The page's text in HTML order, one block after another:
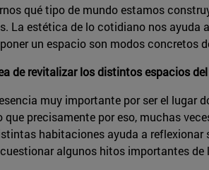
qué tipo de mundo estamos
La estética de lo cotidiano nos ayuda
un espacio son modos concretos
de revitalizar los distintos espacios
muy importante por ser el lugar
precisamente por eso, muchas
habitaciones ayuda a reflexionar
algunos hitos importantes de